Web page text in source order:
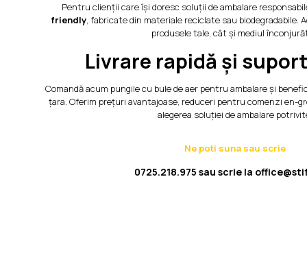
Pentru clienții care își doresc soluții de ambalare
friendly, fabricate din materiale reciclate sau biodegradabile.
produsele tale, cât și mediul
Livrare rapidă și
Comandă acum pungile cu bule de aer pentru ambalare și
țara. Oferim prețuri avantajoase, reduceri pentru comenzi en-
alegerea soluției de ambalare
Ne poti suna sau scrie
0725.218.975 sau scrie la